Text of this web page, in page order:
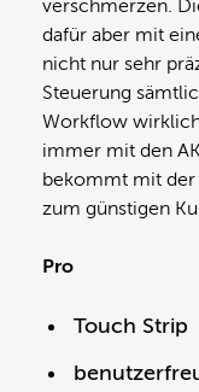
verschmerzen.
dafür aber mit
nicht nur sehr
Steuerung
Workflow
immer mit den
bekommt mit der
zum günstigen
Pro
Touch Strip